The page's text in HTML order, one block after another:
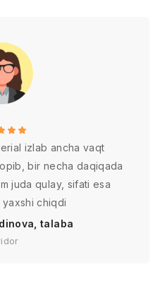
izlab ancha vaqt
bir necha daqiqada
juda qulay, sifati esa
yaxshi chiqdi
talaba